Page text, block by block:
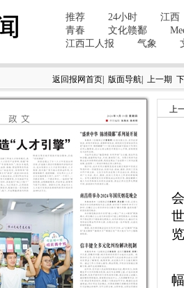
返回报网首页| 版面导航| 上一期
上